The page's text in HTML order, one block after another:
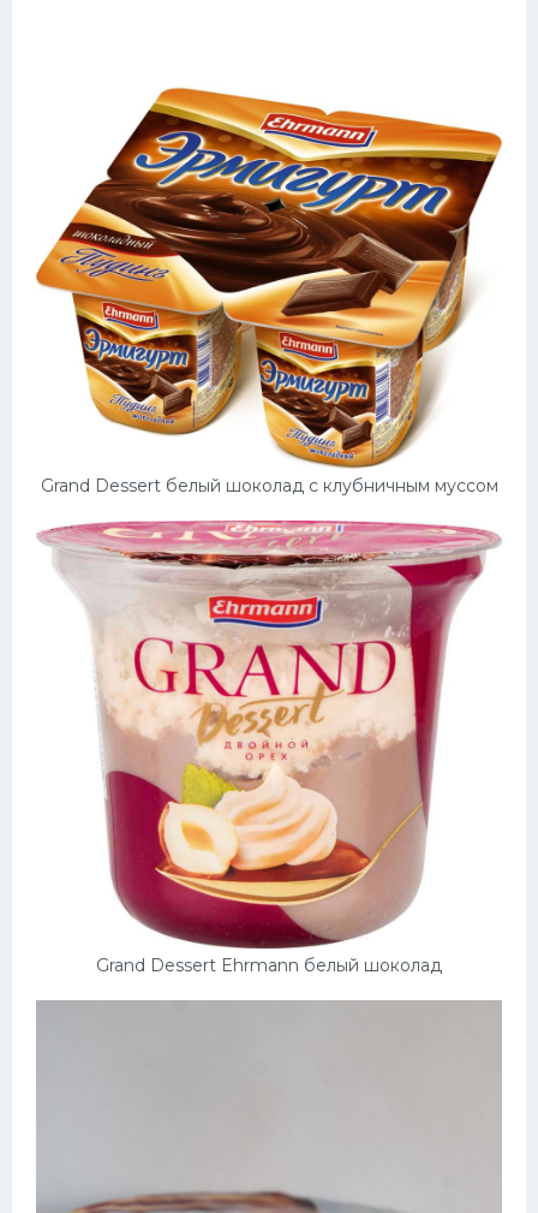
Grand Dessert белый шоколад с клубничным муссом
Grand Dessert Ehrmann белый шоколад